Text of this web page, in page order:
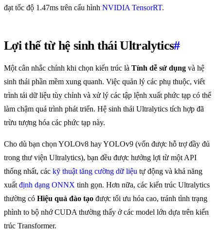
đạt tốc độ 1.47ms trên cấu hình NVIDIA TensorRT.
Lợi thế từ hệ sinh thái Ultralytics#
Một cân nhắc chính khi chọn kiến trúc là Tính dễ sử dụng và hệ
sinh thái phần mềm xung quanh. Việc quản lý các phụ thuộc, viết
trình tải dữ liệu tùy chỉnh và xử lý các tập lệnh xuất phức tạp có thể
làm chậm quá trình phát triển. Hệ sinh thái Ultralytics tích hợp đã
trừu tượng hóa các phức tạp này.
Cho dù bạn chọn YOLOv8 hay YOLOv9 (vốn được hỗ trợ đầy đủ
trong thư viện Ultralytics), bạn đều được hưởng lợi từ một API
thống nhất, các kỹ thuật tăng cường dữ liệu tự động và khả năng
xuất định dạng ONNX tinh gọn. Hơn nữa, các kiến trúc Ultralytics
thường có Hiệu quả đào tạo được tối ưu hóa cao, tránh tình trạng
phình to bộ nhớ CUDA thường thấy ở các model lớn dựa trên kiến
trúc Transformer.